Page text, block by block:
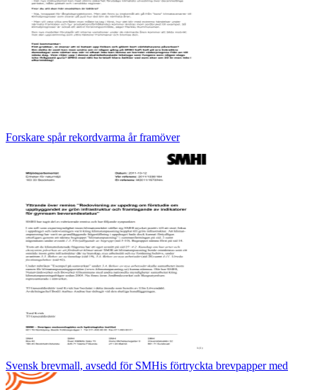
Forskare spår rekordvarma år framöver
Svensk brevmall, avsedd för SMHis förtryckta brevpapper med